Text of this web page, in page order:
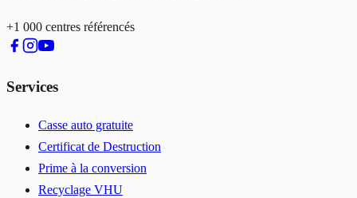
+1 000 centres référencés
Services
Casse auto gratuite
Certificat de Destruction
Prime à la conversion
Recyclage VHU